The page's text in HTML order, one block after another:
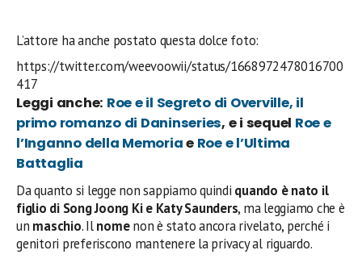
L’attore ha anche postato questa dolce foto:
https://twitter.com/weevoowii/status/1668972478016700
417
Leggi anche: Roe e il Segreto di Overville, il
primo romanzo di Daninseries, e i sequel Roe e
l’Inganno della Memoriae Roe e l’Ultima
Battaglia
Da quanto si legge non sappiamo quindi quando è nato il
figlio di Song Joong Ki e Katy Saunders, ma leggiamo che è
un maschio. Ilnomenon è stato ancora rivelato, perché i
genitori preferiscono mantenere la privacy al riguardo.